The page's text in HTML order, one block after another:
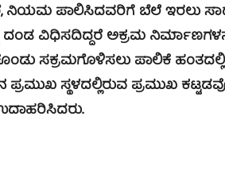
ಪಾಲಿಸಿದವರಿಗೆ ಬೆಲೆ ಇರಲು
ದಂಡ ವಿಧಿಸದಿದ್ದರೆ ಅಕ್ರಮ
ಸಕ್ರಮಗೊಳಿಸಲು ಪಾಲಿಕೆ
ಸ್ಥಳದಲ್ಲಿರುವ ಪ್ರಮುಖ